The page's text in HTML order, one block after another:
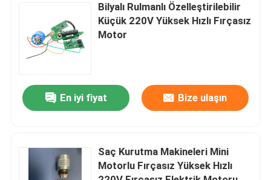
Kalite kontrol
Bize Ulaşın
Bir teklif isteği
DC Fırçasız Motor
Bilyalı Rulmanlı Özelleştirilebilir
Küçük 220V Yüksek Hızlı Fırçasız
Motor
En iyi fiyat Bize ulaşın
Saç Kurutma Makineleri Mini
Motorlu Fırçasız Yüksek Hızlı